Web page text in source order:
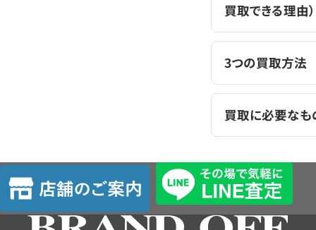
買取できる理由）
3つの買取方法
買取に必要なも
店
舗
の